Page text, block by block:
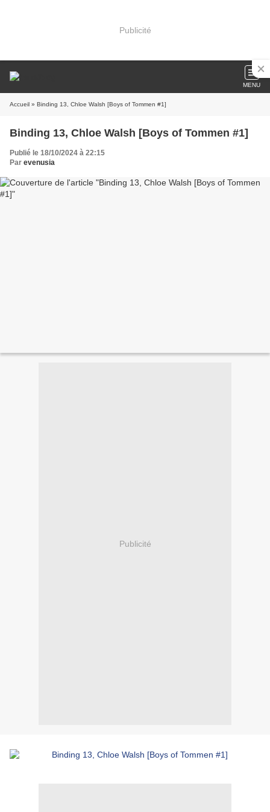
Publicité
MENU
Accueil » Binding 13, Chloe Walsh [Boys of Tommen #1]
Binding 13, Chloe Walsh [Boys of Tommen #1]
Publié le 18/10/2024 à 22:15
Par evenusia
Publicité